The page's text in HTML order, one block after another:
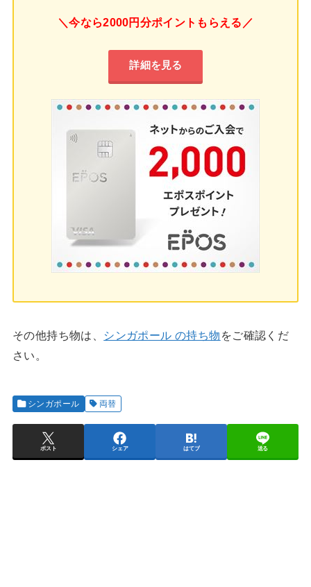
＼今なら2000円分ポイントもらえる／
詳細を見る
その他持ち物は、 シンガポール の持ち物 をご確認くだ
さい。
シンガポール 両替
ポスト シェア はてブ 送る